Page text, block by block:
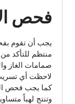
فحص
يجب أن تقوم
منتظم للتأكد
صمامات الغاز
لاحظت أي
كما يجب فحص
وتنتج لهباً